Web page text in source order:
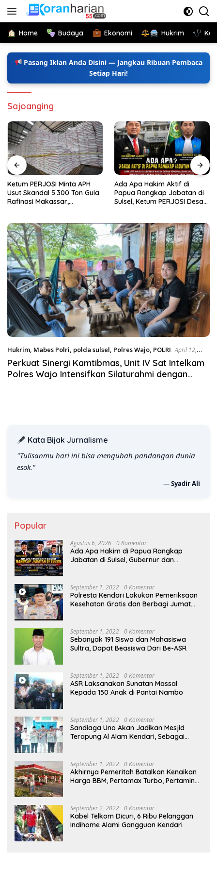
Langsung
Home Budaya Ekonomi Hukrim
Pasang Iklan Anda Disini — Jangkau Ribuan Pembaca
Setiap Hari!
Sajoanging
Ketum PERJOSI Minta APH
Usut Skandal 5.300 Ton Gula
Rafinasi Makassar,
Ada Apa Hakim Aktif di
Papua Rangkap Jabatan di
Sulsel, Ketum PERJOSI Desak
Hukrim, Mabes Polri, polda sulsel, Polres Wajo, POLRI April 12,
2026
Perkuat Sinergi Kamtibmas, Unit IV Sat Intelkam
Polres Wajo Intensifkan Silaturahmi dengan
Kata Bijak Jurnalisme
"Tulisanmu hari ini bisa mengubah pandangan dunia
esok."
—Syadir Ali
Popular
Agustus 6, 2026 0 Komentar
Ada Apa Hakim di Papua Rangkap
Jabatan di Sulsel, Gubernur dan
September 1, 2022 0 Komentar
Polresta Kendari Lakukan Pemeriksaan
Kesehatan Gratis dan Berbagi Jumat
September 1, 2022 0 Komentar
Sebanyak 191 Siswa dan Mahasiswa
Sultra, Dapat Beasiswa Dari Be-ASR
September 1, 2022 0 Komentar
ASR Laksanakan Sunatan Massal
Kepada 150 Anak di Pantai Nambo
September 1, 2022 0 Komentar
Sandiaga Uno Akan Jadikan Mesjid
Terapung Al Alam Kendari, Sebagai
September 1, 2022 0 Komentar
Akhirnya Pemeritah Batalkan Kenaikan
Harga BBM, Pertamax Turbo, Pertamina
September 2, 2022 0 Komentar
Kabel Telkom Dicuri, 6 Ribu Pelanggan
Indihome Alami Gangguan Kendari